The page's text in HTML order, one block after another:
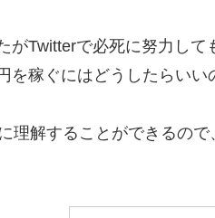
がTwitterで必死に努力して
を稼ぐにはどうしたらいい
理解することができるので